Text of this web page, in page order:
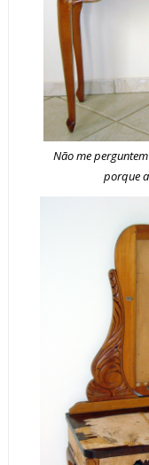
Não me
porque